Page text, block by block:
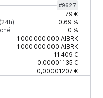
#9627
79 €
0,69 %
0 %
1 000 000 000 AIBRK
1 000 000 000 AIBRK
11 409 €
0,00001135 €
0,00001207 €